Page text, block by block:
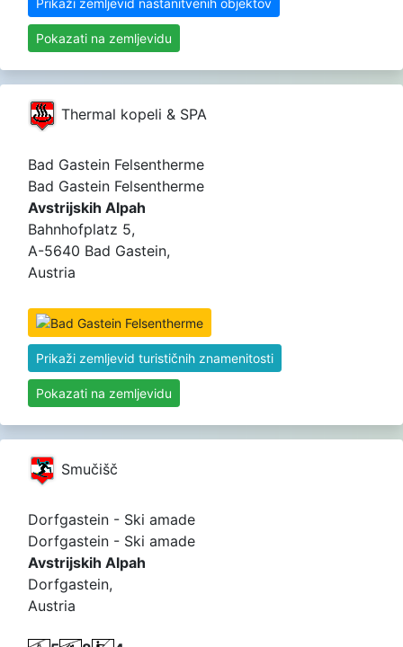
Pokazati na zemljevidu
Thermal kopeli & SPA
Bad Gastein Felsentherme
Bad Gastein Felsentherme
Avstrijskih Alpah
Bahnhofplatz 5,
A-5640 Bad Gastein,
Austria
Prikaži zemljevid turističnih znamenitosti
Pokazati na zemljevidu
Smučišč
Dorfgastein - Ski amade
Dorfgastein - Ski amade
Avstrijskih Alpah
Dorfgastein,
Austria